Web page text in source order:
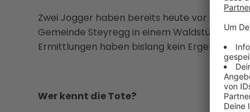
Zwei Jogger haben bereits heute vor einer
Gemeinde Steyregg in einem Waldstück eine
Ermittlungen haben bislang kein Ergebnis
Wer kennt die Tote?